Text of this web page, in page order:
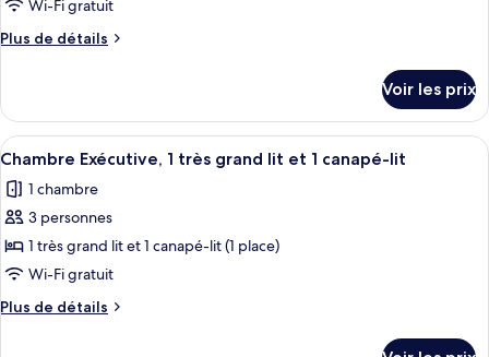
chambre :
Wi-Fi gratuit
Plus de détails
Plus
le
type
de
Chambre
Deluxe
Voir les prix
Afficher
toutes
les
photos
pour
ce
type
de
Une chambre d’hôtel avec un
2
Chambre Exécutive, 1 très grand lit et 1 canapé-lit
1 chambre
3 personnes
1 très grand lit et 1 canapé-lit (1 place)
Wi-Fi gratuit
Plus de détails
Plus